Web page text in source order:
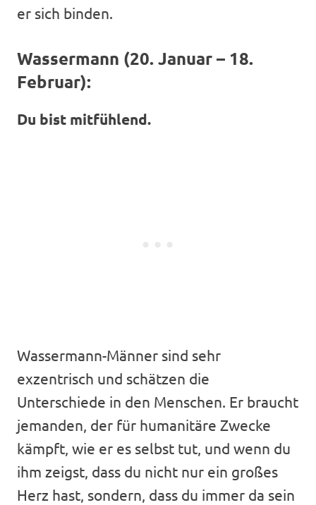
er sich binden.
Wassermann (20. Januar – 18.
Februar):
Du bist mitfühlend.
Wassermann-Männer sind sehr
exzentrisch und schätzen die
Unterschiede in den Menschen. Er braucht
jemanden, der für humanitäre Zwecke
kämpft, wie er es selbst tut, und wenn du
ihm zeigst, dass du nicht nur ein großes
Herz hast, sondern, dass du immer da sein